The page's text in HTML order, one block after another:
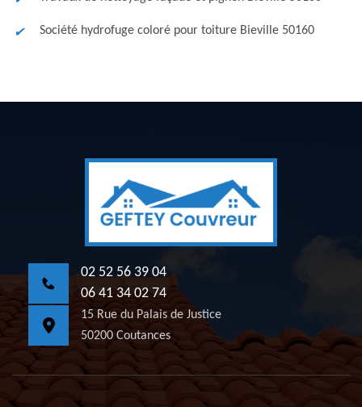
Société hydrofuge coloré pour toiture Bieville 50160
02 52 56 39 04
06 41 34 02 74
15 Rue du Palais de Justice
50200 Coutances